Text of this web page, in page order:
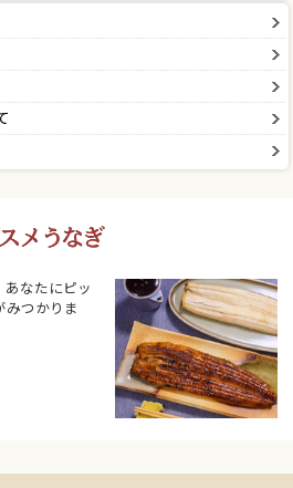
なたにピッ
みつかりま